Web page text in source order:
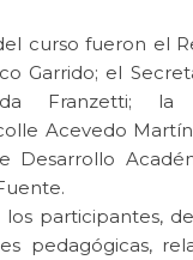
curso fueron el
Garrido; el
Franzetti;
Acevedo
Desarrollo
los participantes,
pedagógicas,